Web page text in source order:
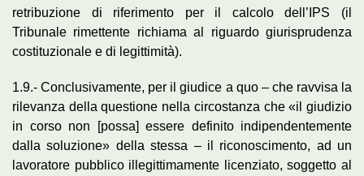
retribuzione di riferimento per il calcolo dell’IPS (il
Tribunale rimettente richiama al riguardo giurisprudenza
costituzionale e di legittimità).
1.9.- Conclusivamente, per il giudice a quo – che ravvisa la
rilevanza della questione nella circostanza che «il giudizio
in corso non [possa] essere definito indipendentemente
dalla soluzione» della stessa – il riconoscimento, ad un
lavoratore pubblico illegittimamente licenziato, soggetto al